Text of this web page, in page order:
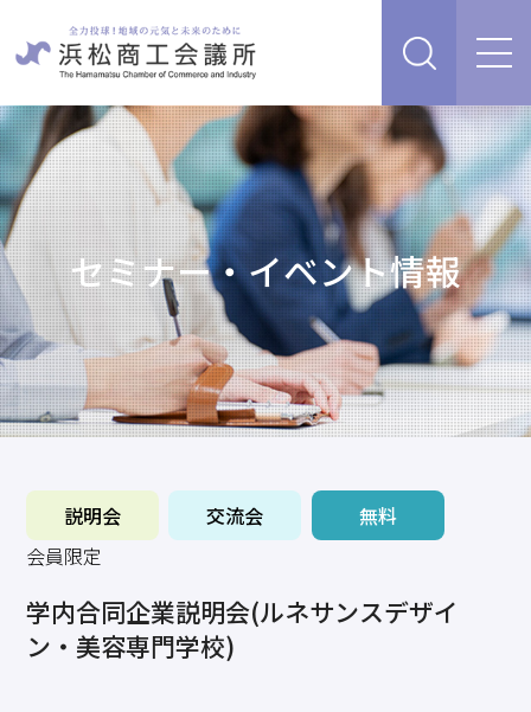
販路を開拓したい、新商品・サービス・技術を開発し
たい
人脈・ネットワークを広げたい
経営について相談したい（経営安定、専門家相談な
ど）
創業、事業承継について相談したい
資金を調達したい
補助金を活用したい
情報収集したい、自社PRをしたい
求職・採用・人材育成をしたい、セミナーで学びたい
その他経営相談
経営支援・サービス
検定試験
セミナー・イベント情報
浜松商工会議所について
入会案内 申請書類
053-452-1111
セミナー・イベント情報
説明会 交流会
無料
会員限定
学内合同企業説明会(ルネサンスデザイ
ン・美容専門学校)